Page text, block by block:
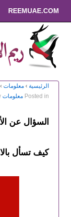
REEMUAE.COM
الرئيسية › معلومات ›
Posted in معلومات
السؤال عن
كيف تسأل